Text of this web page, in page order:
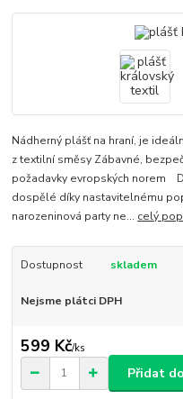
Nádherný plášť na hraní, je
z textilní směsy Zábavné,
požadavky evropských norem
dospělé díky nastavitelnému
narozeninová party ne... celý
Dostupnost skladem
Nejsme plátci DPH
599 Kč/ks
Přidat